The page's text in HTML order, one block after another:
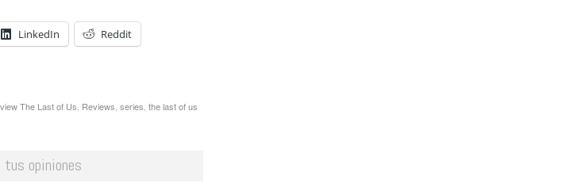
LinkedIn Reddit
The Last of Us, Reviews, series, the last of us
tus opiniones